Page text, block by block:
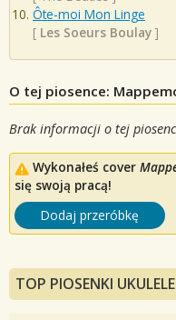
Ôte-moi Mon Linge
[ Les Soeurs Boulay ]
O tej piosence:
Brak informacji o tej
Wykonałeś cover
się swoją pracą!
Dodaj przeróbkę
TOP PIOSENKI